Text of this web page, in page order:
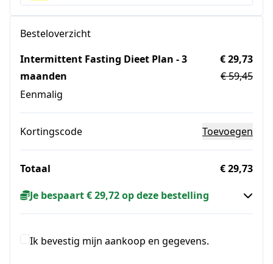
Besteloverzicht
Intermittent Fasting Dieet Plan - 3
maanden
Eenmalig
€ 29,73
€ 59,45
Kortingscode Toevoegen
Totaal
€ 29,73
Je bespaart € 29,72 op deze bestelling
Ik bevestig mijn aankoop en gegevens.